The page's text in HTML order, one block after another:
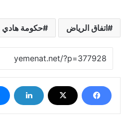
اتفاق الرياض حكومة هادي